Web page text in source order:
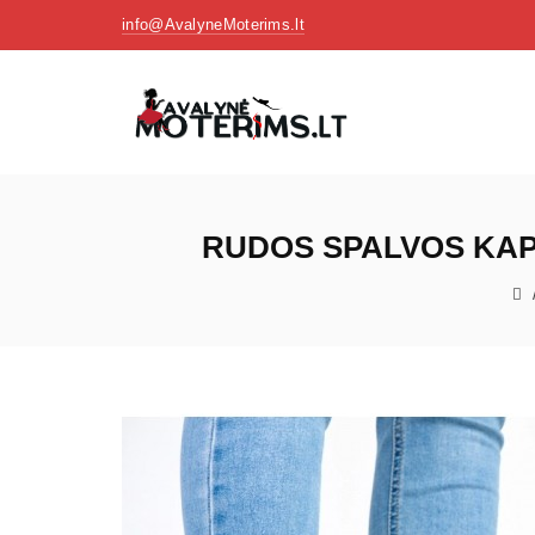
info@AvalyneMoterims.lt
RUDOS SPALVOS